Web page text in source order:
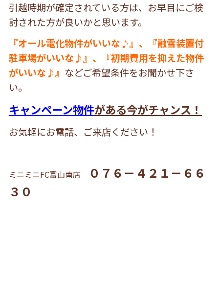
引越時期が確定されている方は、お早目にご検
討された方が良いかと思います。
『オール電化物件がいいな♪』、『融雪装置付
駐車場がいいな♪』、『初期費用を抑えた物件
がいいな♪』 などご希望条件をお聞かせ下さ
い。
キャンペーン物件がある今がチャンス！
お気軽にお電話、ご来店ください！
ミニミニFC富山南店
０７６－４２１－６６
３０